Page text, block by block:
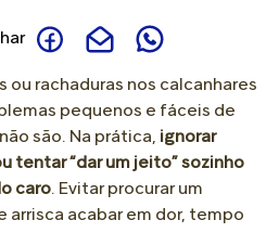
ou rachaduras nos calcanhares
pequenos e fáceis de
são. Na prática, ignorar
tentar “dar um jeito” sozinho
caro. Evitar procurar um
arrisca acabar em dor, tempo